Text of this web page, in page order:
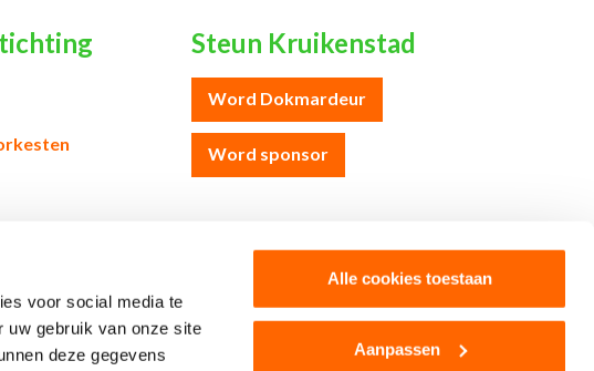
voor social media te
uw gebruik van onze site
deze gegevens
Alle cookies toestaan
Aanpassen
Steun Kruikenstad
Word Dokmardeur
Word sponsor